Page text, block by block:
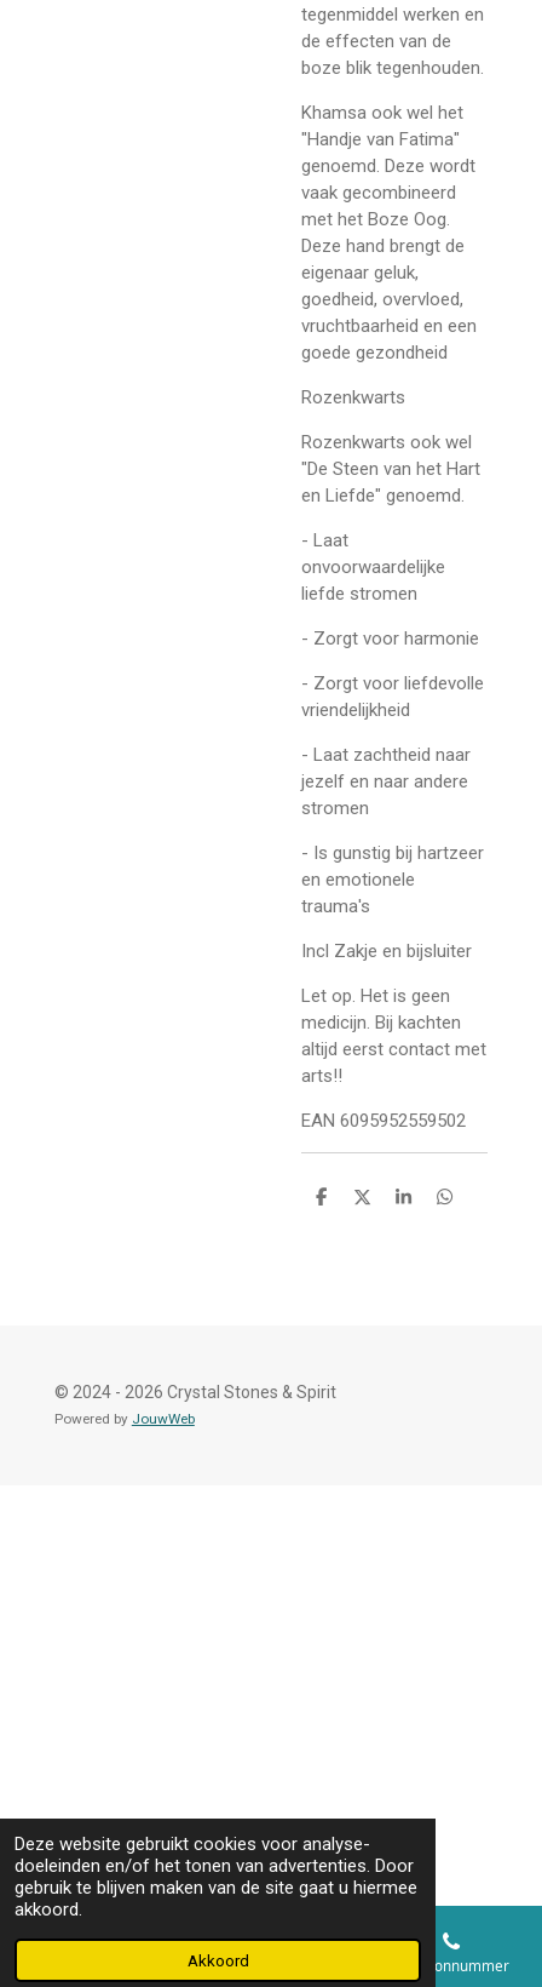
Deze website gebruikt cookies voor analyse-
doeleinden en/of het tonen van advertenties. Door
gebruik te blijven maken van de site gaat u hiermee
akkoord.
Akkoord
tegenmiddel werken en
de effecten van de
boze blik tegenhouden.
Khamsa ook wel het
"Handje van Fatima"
genoemd. Deze wordt
vaak gecombineerd
met het Boze Oog.
Deze hand brengt de
eigenaar geluk,
goedheid, overvloed,
vruchtbaarheid en een
goede gezondheid
Rozenkwarts
Rozenkwarts ook wel
"De Steen van het Hart
en Liefde" genoemd.
- Laat
onvoorwaardelijke
liefde stromen
- Zorgt voor harmonie
- Zorgt voor liefdevolle
vriendelijkheid
- Laat zachtheid naar
jezelf en naar andere
stromen
- Is gunstig bij hartzeer
en emotionele
trauma's
Incl Zakje en bijsluiter
Let op. Het is geen
medicijn. Bij kachten
altijd eerst contact met
arts!!
EAN 6095952559502
D
D
S
D
© 2024 - 2026 Crystal Stones & Spirit
Powered by JouwWeb
E-mailadres Telefoonnummer